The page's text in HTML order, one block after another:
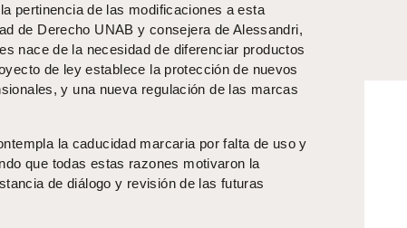
pertinencia de las modificaciones a esta
de Derecho UNAB y consejera de Alessandri,
nace de la necesidad de diferenciar productos
de ley establece la protección de nuevos
y una nueva regulación de las marcas
la caducidad marcaria por falta de uso y
que todas estas razones motivaron la
de diálogo y revisión de las futuras